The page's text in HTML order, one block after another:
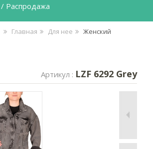
/ Распродажа
Главная Для нее Женский
Артикул : LZF 6292 Grey